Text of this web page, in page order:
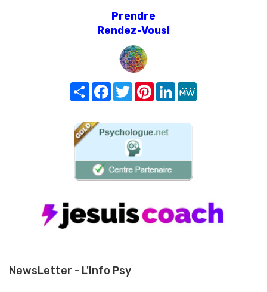
Prendre
Rendez-Vous!
Share FacebookTwitterPinterest
LinkedIn
NewsLetter - L'Info Psy